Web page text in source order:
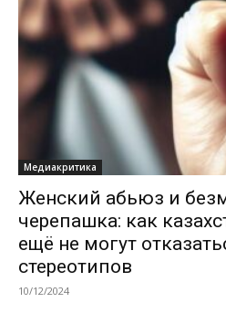
Медиакритика
Женский абьюз и
черепашка: как
ещё не могут
стереотипов
10/12/2024